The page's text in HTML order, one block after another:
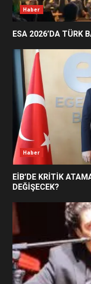
4
5
6
Haber
ESA 2026’DA TÜRK
Haber
EİB’DE KRİTİK
DEĞİŞECEK?